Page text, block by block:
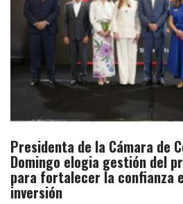
Presidenta de la Cámara de
Domingo elogia gestión del
para fortalecer la confianza
inversión